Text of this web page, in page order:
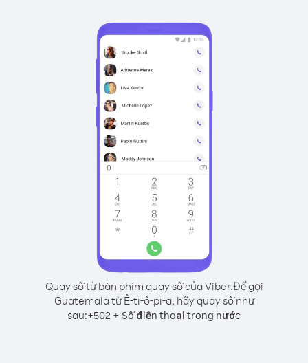
Quay số từ bàn phím quay số của Viber.Để gọi
Guatemala từ Ê-ti-ô-pi-a, hãy quay số như
sau:+502 + Số điện thoại trong nước